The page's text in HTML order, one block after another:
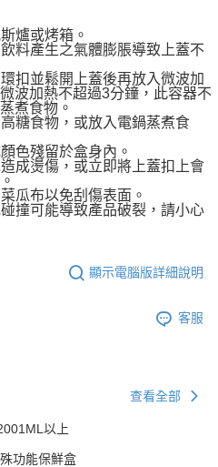
爐或烤箱。
料產生之氣體膨脹導致上蓋不
扣並鬆開上蓋後再放入微波加
波加熱不超過3分鐘，此容器不
煮食物。
糖食物，或放入電鍋蒸煮食
色殘留於盒身內。
成燙傷，或立即將上蓋扣上會
瓜布以免刮傷表面。
撞可能導致產品破裂，請小心
顯示電腦版詳細說明
客服
查看全部
以上
功能保鮮盒